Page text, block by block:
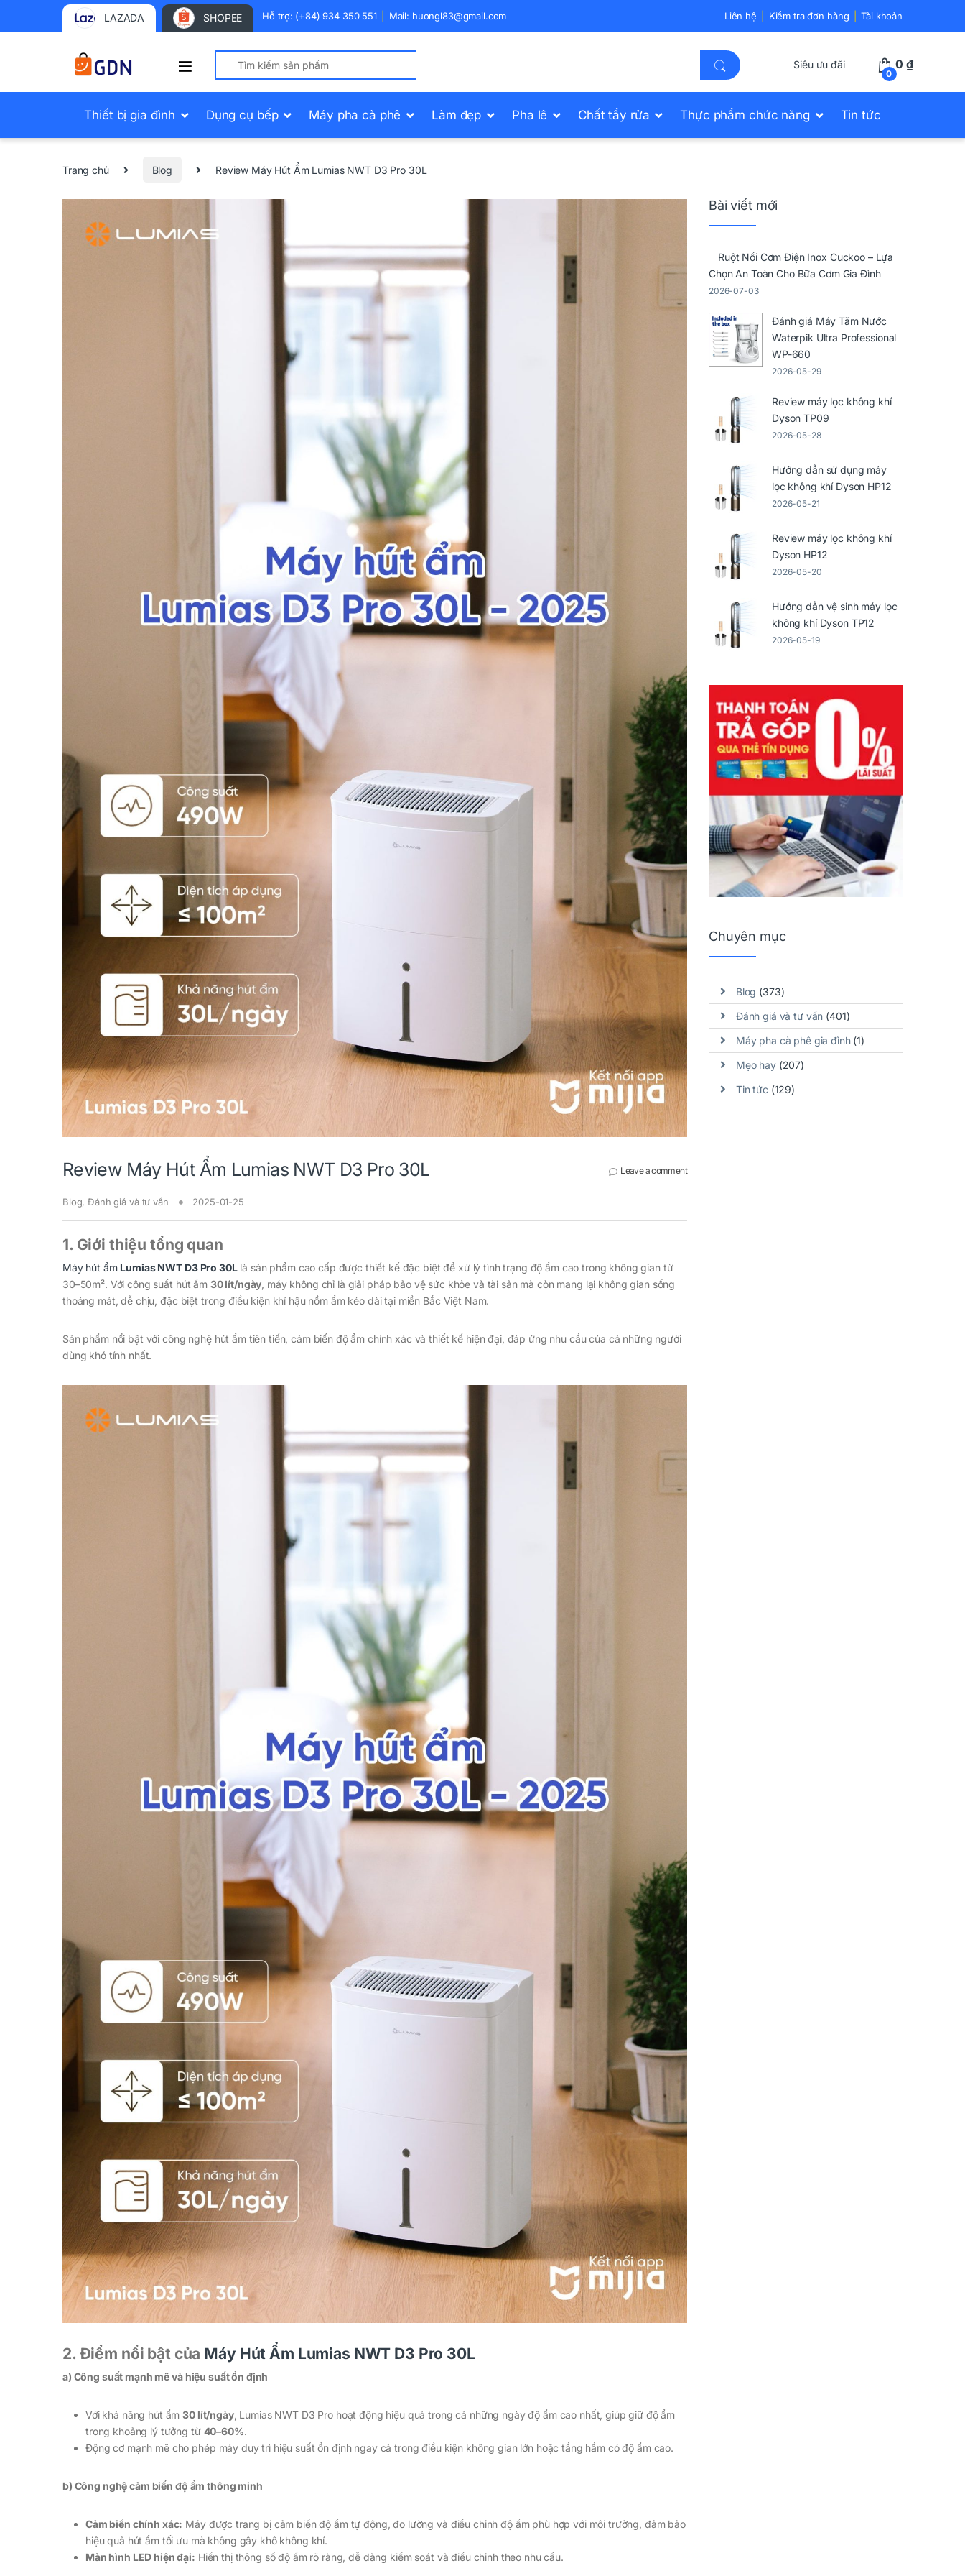
LAZADA SHOPEE Hỗ trợ: (+84) 934 350 551 Mail: huongl83@gmail.com Liên hệ Kiểm tra đơn hàng Tài khoản
Search for:
Siêu ưu đãi
0
0₫
Thiết bị gia đình Dụng cụ bếp Máy pha cà phê Làm đẹp Pha lê Chất tẩy rửa Thực phẩm chức năng Tin tức
Trang chủ Blog Review Máy Hút Ẩm Lumias NWT D3 Pro 30L
Review Máy Hút Ẩm Lumias NWT D3 Pro 30L Leave a comment
Blog,Đánh giá và tư vấn 2025-01-25
1. Giới thiệu tổng quan
Máy hút ẩm Lumias NWT D3 Pro 30Llà sản phẩm cao cấp được thiết kế đặc biệt để xử lý tình trạng độ ẩm cao trong không gian từ
30–50m². Với công suất hút ẩm 30 lít/ngày , máy không chỉ là giải pháp bảo vệ sức khỏe và tài sản mà còn mang lại không gian sống
thoáng mát, dễ chịu, đặc biệt trong điều kiện khí hậu nồm ẩm kéo dài tại miền Bắc Việt Nam.
Sản phẩm nổi bật với công nghệ hút ẩm tiên tiến, cảm biến độ ẩm chính xác và thiết kế hiện đại, đáp ứng nhu cầu của cả những người
dùng khó tính nhất.
2. Điểm nổi bật của Máy Hút Ẩm Lumias NWT D3 Pro 30L
a) Công suất mạnh mẽ và hiệu suất ổn định
Với khả năng hút ẩm30 lít/ngày, Lumias NWT D3 Pro hoạt động hiệu quả trong cả những ngày độ ẩm cao nhất, giúp giữ độ ẩm
trong khoảng lý tưởng từ 40–60%.
Động cơ mạnh mẽ cho phép máy duy trì hiệu suất ổn định ngay cả trong điều kiện không gian lớn hoặc tầng hầm có độ ẩm cao.
b) Công nghệ cảm biến độ ẩm thông minh
Cảm biến chính xác: Máy được trang bị cảm biến độ ẩm tự động, đo lường và điều chỉnh độ ẩm phù hợp với môi trường, đảm bảo
hiệu quả hút ẩm tối ưu mà không gây khô không khí.
Màn hình LED hiện đại: Hiển thị thông số độ ẩm rõ ràng, dễ dàng kiểm soát và điều chỉnh theo nhu cầu.
Bài viết mới
Ruột Nồi Cơm Điện Inox Cuckoo – Lựa
Chọn An Toàn Cho Bữa Cơm Gia Đình
2026-07-03
Đánh giá Máy Tăm Nước
Waterpik Ultra Professional
WP-660
2026-05-29
Review máy lọc không khí
Dyson TP09
2026-05-28
Hướng dẫn sử dụng máy
lọc không khí Dyson HP12
2026-05-21
Review máy lọc không khí
Dyson HP12
2026-05-20
Hướng dẫn vệ sinh máy lọc
không khí Dyson TP12
2026-05-19
Chuyên mục
Blog (373)
Đánh giá và tư vấn (401)
Máy pha cà phê gia đình(1)
Mẹo hay(207)
Tin tức (129)